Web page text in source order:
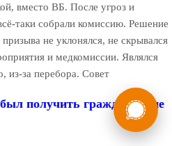
вместо ВБ. После угроз и
таки собрали комиссию. Решение
не уклонялся, не скрывался
и медкомиссии. Являлся
из-за перебора. Совет
получить гражданин, не